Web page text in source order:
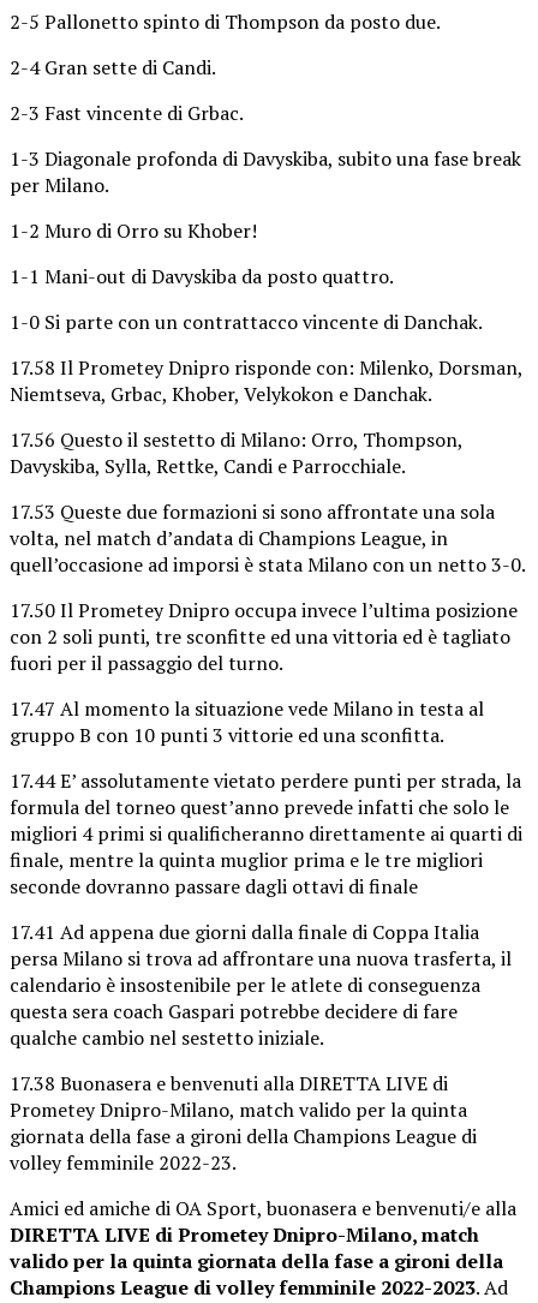
2-5 Pallonetto spinto di Thompson da posto due.
2-4 Gran sette di Candi.
2-3 Fast vincente di Grbac.
1-3 Diagonale profonda di Davyskiba, subito una fase break
per Milano.
1-2 Muro di Orro su Khober!
1-1 Mani-out di Davyskiba da posto quattro.
1-0 Si parte con un contrattacco vincente di Danchak.
17.58 Il Prometey Dnipro risponde con: Milenko, Dorsman,
Niemtseva, Grbac, Khober, Velykokon e Danchak.
17.56 Questo il sestetto di Milano: Orro, Thompson,
Davyskiba, Sylla, Rettke, Candi e Parrocchiale.
17.53 Queste due formazioni si sono affrontate una sola
volta, nel match d’andata di Champions League, in
quell’occasione ad imporsi è stata Milano con un netto 3-0.
17.50 Il Prometey Dnipro occupa invece l’ultima posizione
con 2 soli punti, tre sconfitte ed una vittoria ed è tagliato
fuori per il passaggio del turno.
17.47 Al momento la situazione vede Milano in testa al
gruppo B con 10 punti 3 vittorie ed una sconfitta.
17.44 E’ assolutamente vietato perdere punti per strada, la
formula del torneo quest’anno prevede infatti che solo le
migliori 4 primi si qualificheranno direttamente ai quarti di
finale, mentre la quinta muglior prima e le tre migliori
seconde dovranno passare dagli ottavi di finale
17.41 Ad appena due giorni dalla finale di Coppa Italia
persa Milano si trova ad affrontare una nuova trasferta, il
calendario è insostenibile per le atlete di conseguenza
questa sera coach Gaspari potrebbe decidere di fare
qualche cambio nel sestetto iniziale.
17.38 Buonasera e benvenuti alla DIRETTA LIVE di
Prometey Dnipro-Milano, match valido per la quinta
giornata della fase a gironi della Champions League di
volley femminile 2022-23.
Amici ed amiche di OA Sport, buonasera e benvenuti/e alla
DIRETTA LIVE di Prometey Dnipro-Milano, match
valido per la quinta giornata della fase a gironi della
Champions League di volley femminile 2022-2023. Ad